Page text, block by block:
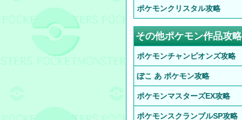
ポケモンクリスタル攻略
その他ポケモン作品攻略
ポケモンチャンピオンズ攻略
ぽこ あ ポケモン攻略
ポケモンマスターズEX攻略
ポケモンスクランブルSP攻略